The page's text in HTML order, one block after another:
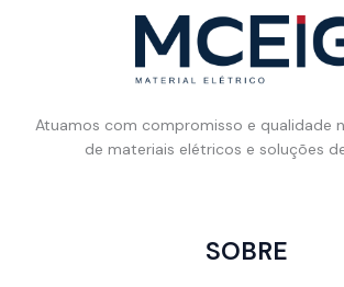
Atuamos com compromisso e qualidade
de materiais elétricos e soluções
SOBRE